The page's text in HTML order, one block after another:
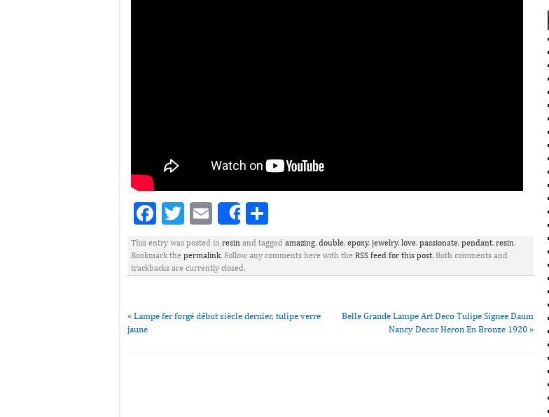
Facebook
Twitter
EmailShare
This entry was posted in resin and tagged amazing, double, epoxy, jewelry, love, passionate, pendant, resin.
Bookmark the permalink. Follow any comments here with the RSS feed for this post. Both comments and
trackbacks are currently closed.
« Lampe fer forgé début siècle dernier, tulipe verre
jaune
Belle Grande Lampe Art Deco Tulipe Signee Daum
Nancy Decor Heron En Bronze 1920 »